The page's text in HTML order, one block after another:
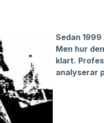
Sedan
Men hur
klart.
analyserar